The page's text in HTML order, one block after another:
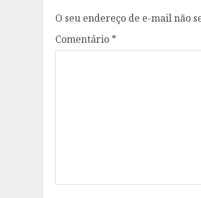
O seu endereço de e-mail não
Comentário *